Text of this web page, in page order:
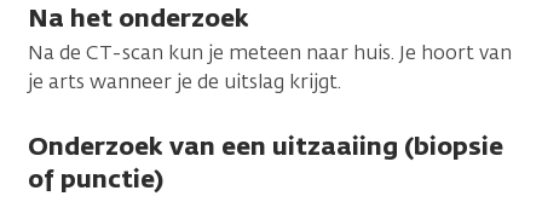
Na het onderzoek
Na de CT-scan kun je meteen naar huis. Je hoort van
je arts wanneer je de uitslag krijgt.
Onderzoek van een uitzaaiing (biopsie
of punctie)